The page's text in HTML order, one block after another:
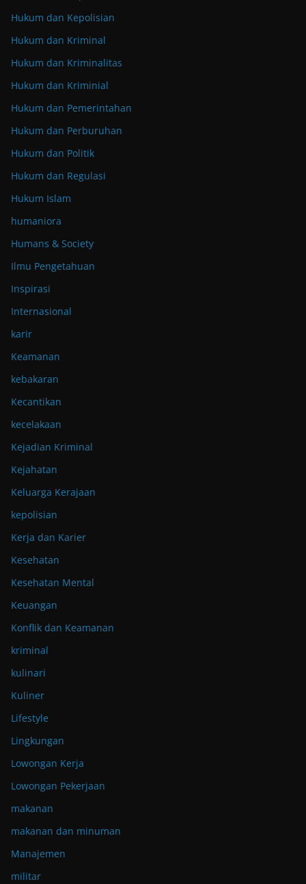
Hukum dan Kepolisian
Hukum dan Kriminal
Hukum dan Kriminalitas
Hukum dan Kriminial
Hukum dan Pemerintahan
Hukum dan Perburuhan
Hukum dan Politik
Hukum dan Regulasi
Hukum Islam
humaniora
Humans & Society
Ilmu Pengetahuan
Inspirasi
Internasional
karir
Keamanan
kebakaran
Kecantikan
kecelakaan
Kejadian Kriminal
Kejahatan
Keluarga Kerajaan
kepolisian
Kerja dan Karier
Kesehatan
Kesehatan Mental
Keuangan
Konflik dan Keamanan
kriminal
kulinari
Kuliner
Lifestyle
Lingkungan
Lowongan Kerja
Lowongan Pekerjaan
makanan
makanan dan minuman
Manajemen
militar